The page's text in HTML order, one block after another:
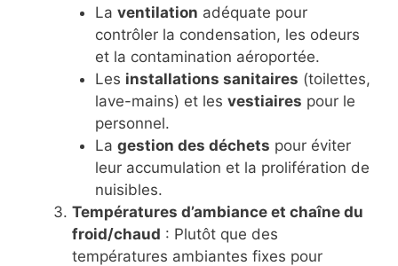
La ventilation adéquate pour
contrôler la condensation, les odeurs
et la contamination aéroportée.
Les installations sanitaires (toilettes,
lave-mains) et les vestiaires pour le
personnel.
La gestion des déchets pour éviter
leur accumulation et la prolifération de
nuisibles.
Températures d’ambiance et chaîne du
froid/chaud : Plutôt que des
températures ambiantes fixes pour